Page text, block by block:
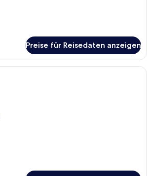
Preise für Reisedaten anzeigen
Ein modernes Badezimmer mit zwei